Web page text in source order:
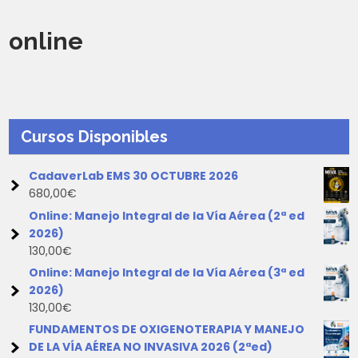
online
Cursos Disponibles
CadaverLab EMS 30 OCTUBRE 2026
680,00€
Online: Manejo Integral de la Vía Aérea (2ª ed
2026)
130,00€
Online: Manejo Integral de la Vía Aérea (3ª ed
2026)
130,00€
FUNDAMENTOS DE OXIGENOTERAPIA Y MANEJO
DE LA VÍA AÉREA NO INVASIVA 2026 (2ªed)